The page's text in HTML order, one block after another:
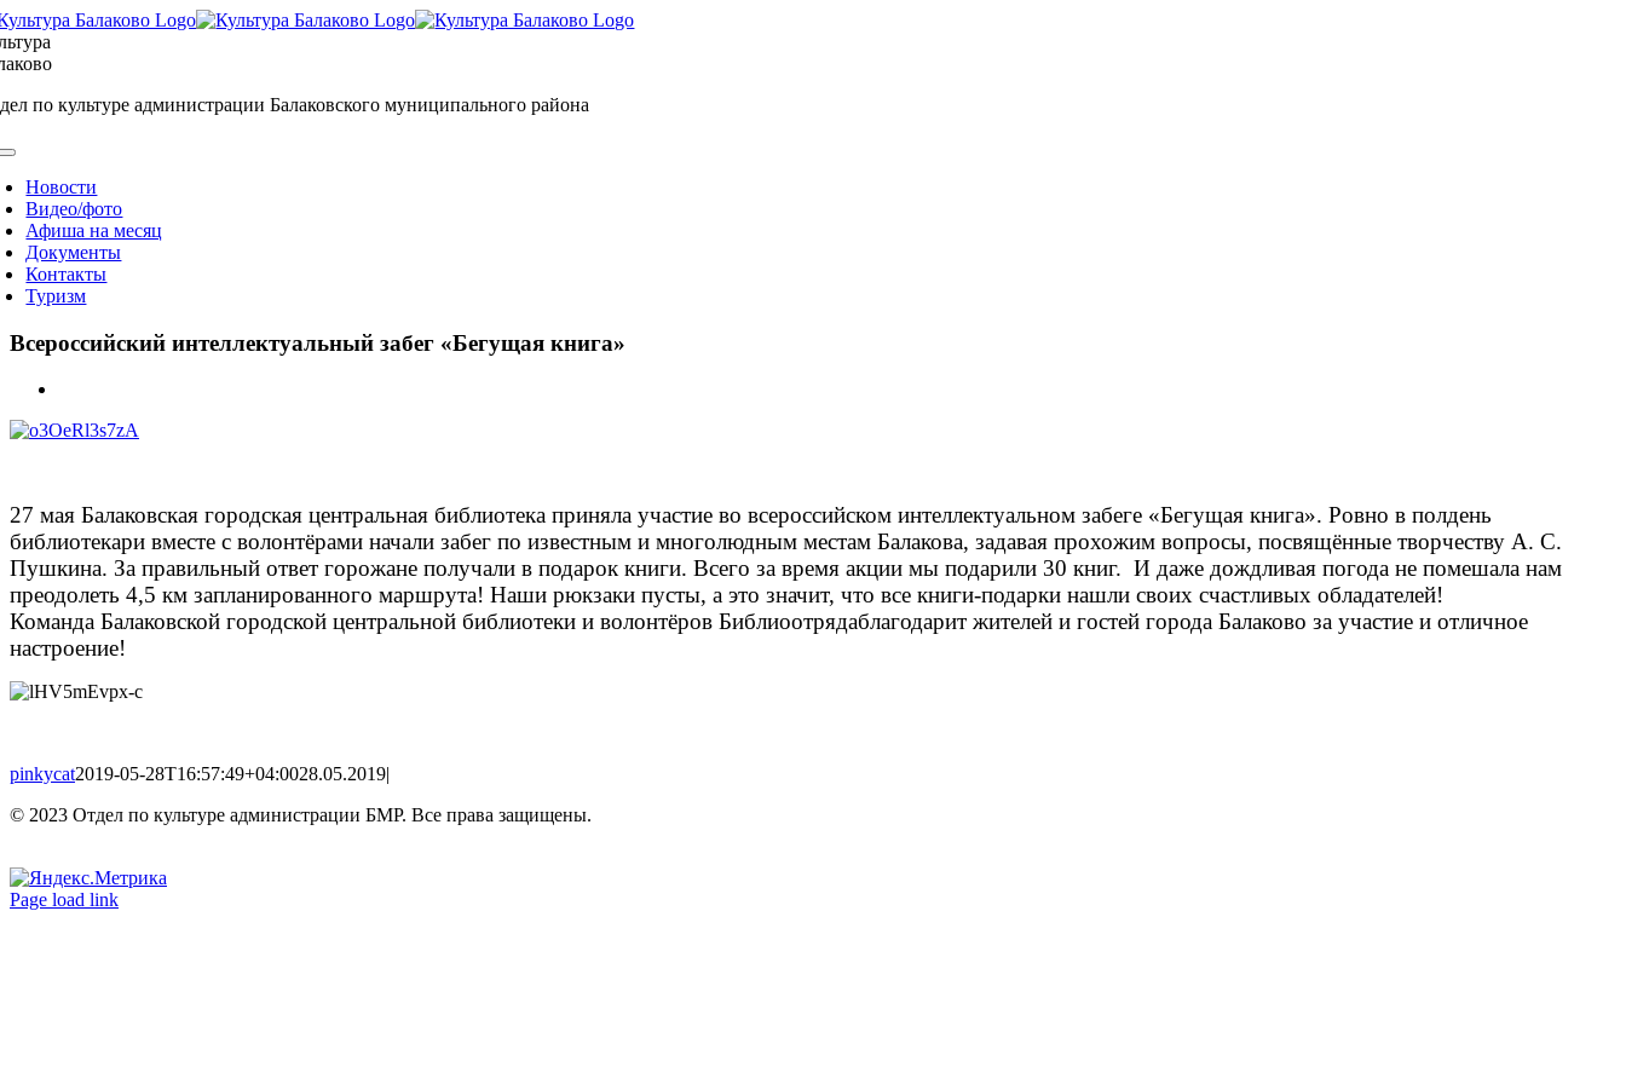
Skip
to
content
по культуре администрации Балаковского муниципального района
Новости
Видео/фото
Афиша на месяц
Документы
Контакты
Туризм
Всероссийский интеллектуальный забег «Бегущая книга»
Image
27 мая Балаковская городская центральная библиотека приняла участие во всероссийском интеллектуальном забеге «Бегущая книга». Ровно в полдень
библиотекари вместе с волонтёрами начали забег по известным и многолюдным местам Балакова, задавая прохожим вопросы, посвящённые творчеству А. С.
Пушкина. За правильный ответ горожане получали в подарок книги. Всего за время акции мы подарили 30 книг. И даже дождливая погода не помешала нам
преодолеть 4,5 км запланированного маршрута! Наши рюкзаки пусты, а это значит, что все книги-подарки нашли своих счастливых обладателей!
Команда Балаковской городской центральной библиотеки и волонтёров Библиоотрядаблагодарит жителей и гостей города Балаково за участие и отличное
настроение!
pinkycat2019-05-28T16:57:49+04:0028.05.2019|
© 2023 Отдел по культуре администрации БМР. Все права защищены.
Вконтакте
Одноклассники
Page load link